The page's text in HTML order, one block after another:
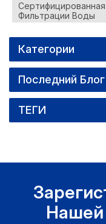
Фильтрации Воды
Категории
Последний Блог
ТЕГИ